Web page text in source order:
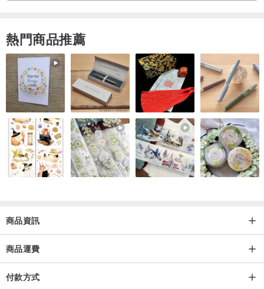
若對於顏色方面有任何問題，請先來信討論喔！
• 商品拍攝照片在每個不同螢幕中，難免會有色差與光澤度認知的不
同，請以實品為準！
如果上述真的有無法接受的，❗️❗️建議您請勿下單❗️❗️，再次非常感謝您的
喜愛～安妞真的很期待可以為您服務喔
IG: anspace_leather
Line@: @anspace
• 台灣 安妞手工縫製 Handmade In Taiwan
熱門商品推薦
商品資訊
商品運費
付款方式